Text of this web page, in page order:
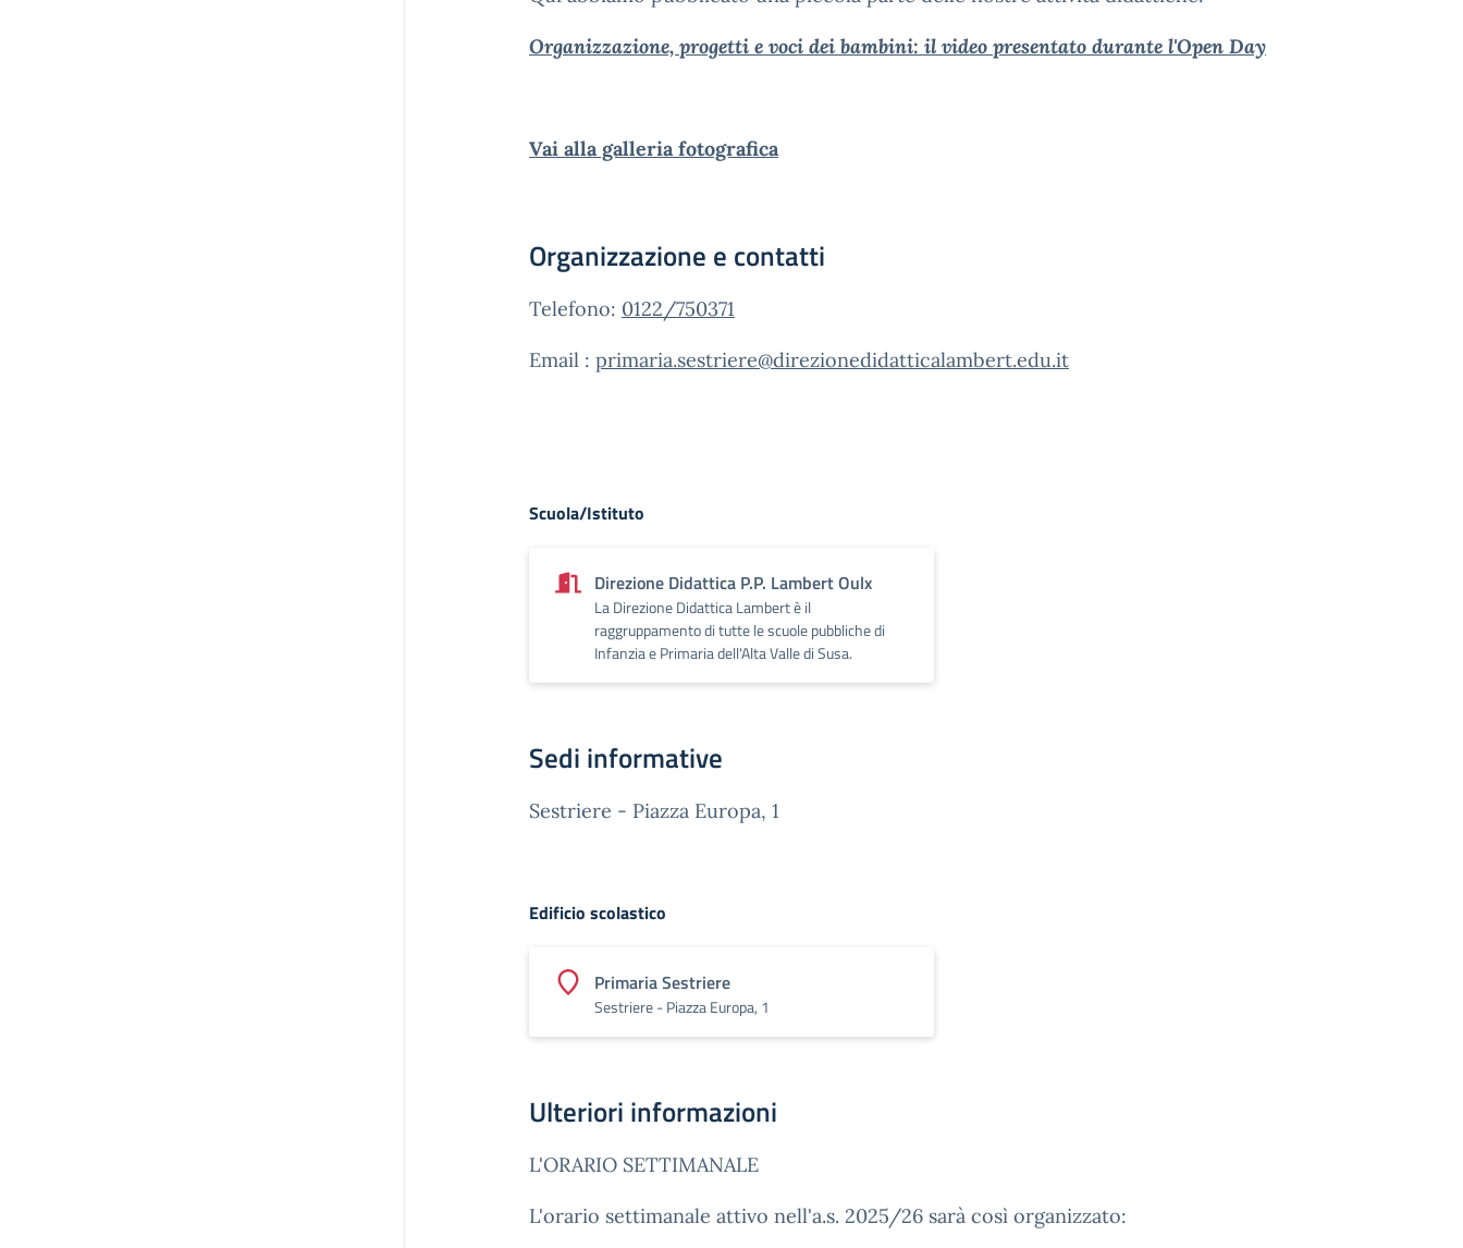
Organizzazione, progetti e voci dei bambini: il video presentato durante l'Open Day
Vai alla galleria fotografica
Organizzazione e contatti
Telefono: 0122/750371
Email : primaria.sestriere@direzionedidatticalambert.edu.it
Scuola/Istituto
Direzione Didattica P.P. Lambert Oulx
La Direzione Didattica Lambert è il
raggruppamento di tutte le scuole pubbliche di
Infanzia e Primaria dell'Alta Valle di Susa.
Sedi informative
Sestriere - Piazza Europa, 1
Edificio scolastico
Primaria Sestriere
Sestriere - Piazza Europa, 1
Ulteriori informazioni
L'ORARIO SETTIMANALE
L'orario settimanale attivo nell'a.s. 2025/26 sarà così organizzato: